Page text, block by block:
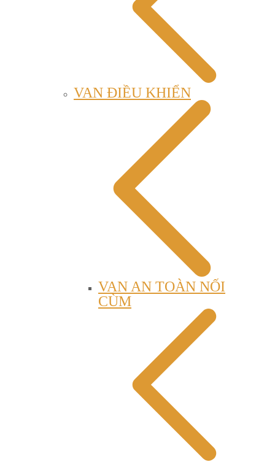
VAN ĐIỀU KHIỂN
VAN AN TOÀN NỐI
CÙM